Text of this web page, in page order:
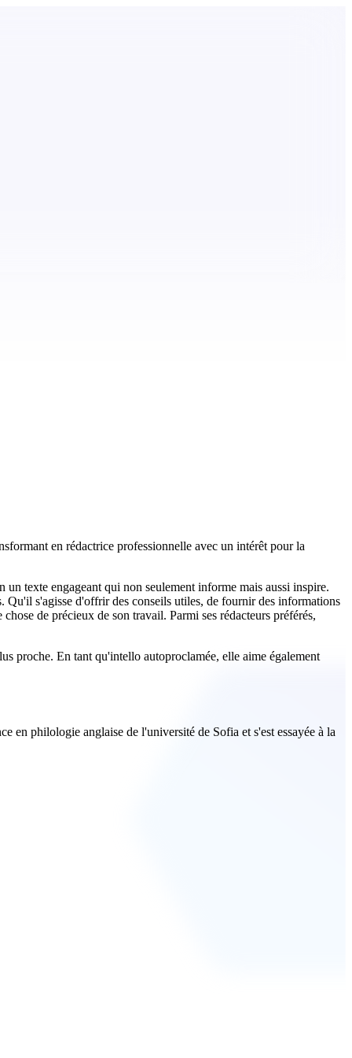
en rédactrice professionnelle avec un intérêt pour la
texte engageant qui non seulement informe mais aussi inspire.
Qu'il s'agisse d'offrir des conseils utiles, de fournir des informations
de précieux de son travail. Parmi ses rédacteurs préférés,
proche. En tant qu'intello autoproclamée, elle aime également
en philologie anglaise de l'université de Sofia et s'est essayée à la